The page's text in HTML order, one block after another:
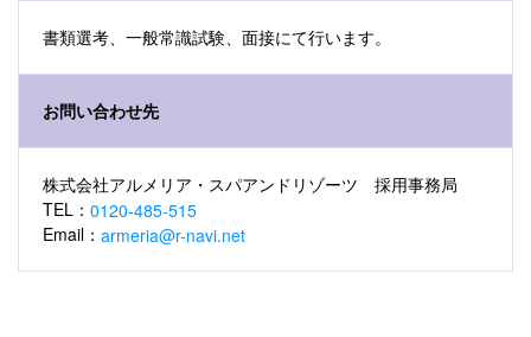
書類選考、一般常識試験、面接にて行います。
お問い合わせ先
株式会社アルメリア・スパアンドリゾーツ 採用事務局
TEL： 0120-485-515
Email： armeria@r-navi.net